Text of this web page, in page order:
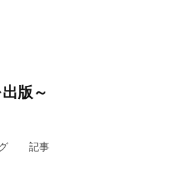
版～
記事